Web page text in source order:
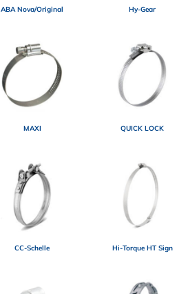
ABA Nova/Original Hy-Gear
MAXI QUICK LOCK
CC-Schelle Hi-Torque HT Sign